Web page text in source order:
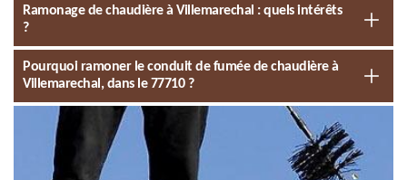
Ramonage de chaudière à Villemarechal : quels intérêts
?
Pourquoi ramoner le conduit de fumée de chaudière à
Villemarechal, dans le 77710 ?